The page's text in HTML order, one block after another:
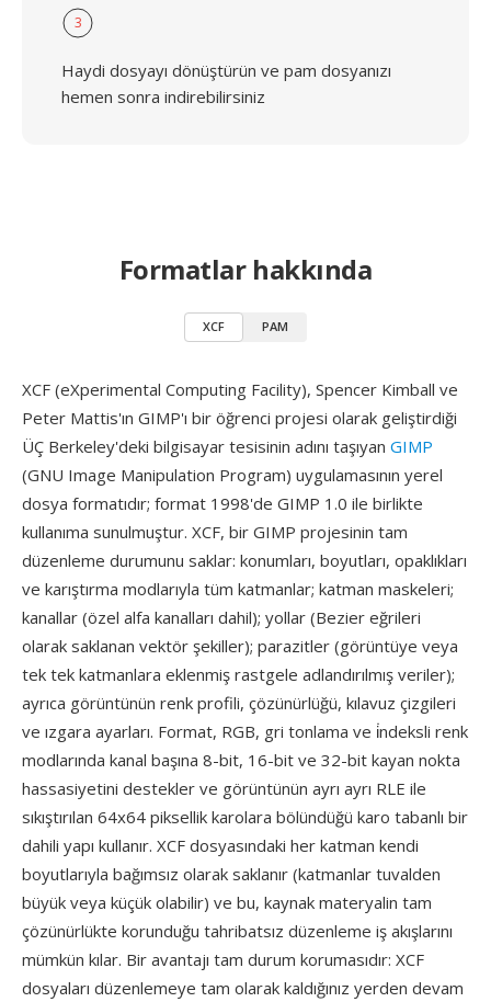
3
Haydi dosyayı dönüştürün ve pam dosyanızı
hemen sonra indirebilirsiniz
Formatlar hakkında
XCF PAM
XCF (eXperimental Computing Facility), Spencer Kimball ve
Peter Mattis'ın GIMP'ı bir öğrenci projesi olarak geliştirdiği
ÜÇ Berkeley'deki bilgisayar tesisinin adını taşıyan GIMP
(GNU Image Manipulation Program) uygulamasının yerel
dosya formatıdır; format 1998'de GIMP 1.0 ile birlikte
kullanıma sunulmuştur. XCF, bir GIMP projesinin tam
düzenleme durumunu saklar: konumları, boyutları, opaklıkları
ve karıştırma modlarıyla tüm katmanlar; katman maskeleri;
kanallar (özel alfa kanalları dahil); yollar (Bezier eğrileri
olarak saklanan vektör şekiller); parazitler (görüntüye veya
tek tek katmanlara eklenmiş rastgele adlandırılmış veriler);
ayrıca görüntünün renk profili, çözünürlüğü, kılavuz çizgileri
ve ızgara ayarları. Format, RGB, gri tonlama ve i̇ndeksli renk
modlarında kanal başına 8-bit, 16-bit ve 32-bit kayan nokta
hassasiyetini destekler ve görüntünün ayrı ayrı RLE ile
sıkıştırılan 64x64 piksellik karolara bölündüğü karo tabanlı bir
dahili yapı kullanır. XCF dosyasındaki her katman kendi
boyutlarıyla bağımsız olarak saklanır (katmanlar tuvalden
büyük veya küçük olabilir) ve bu, kaynak materyalin tam
çözünürlükte korunduğu tahribatsız düzenleme iş akışlarını
mümkün kılar. Bir avantajı tam durum korumasıdır: XCF
dosyaları düzenlemeye tam olarak kaldığınız yerden devam